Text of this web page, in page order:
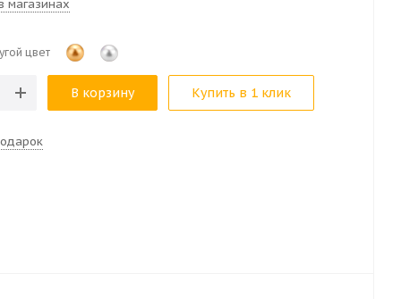
магазинах
цвет
В корзину Купить в 1 клик